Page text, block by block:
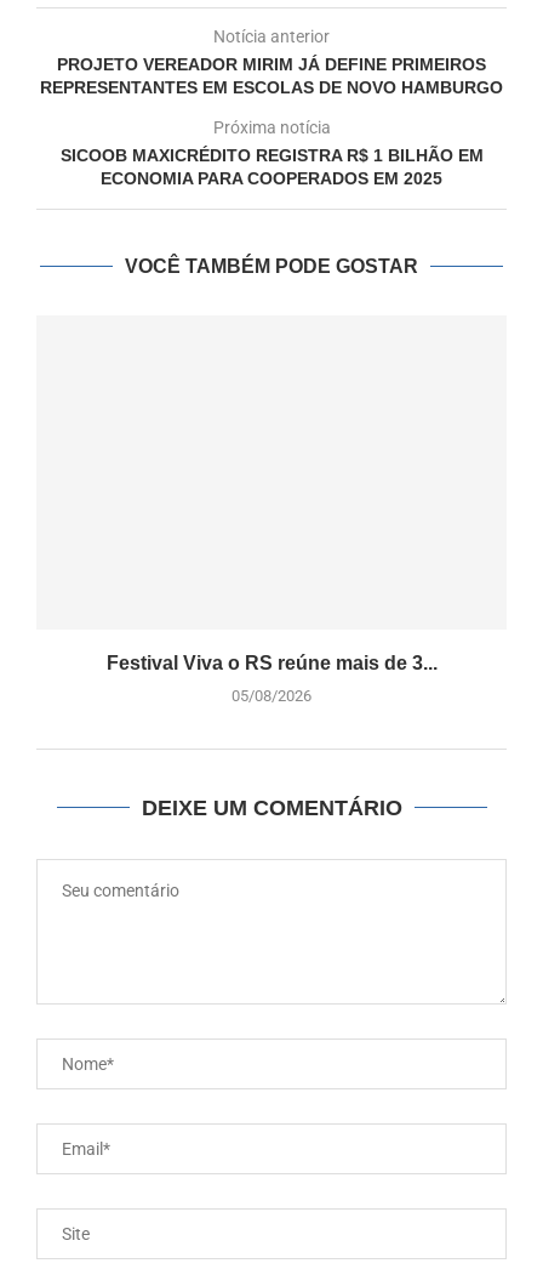
Notícia anterior
PROJETO VEREADOR MIRIM JÁ DEFINE PRIMEIROS
REPRESENTANTES EM ESCOLAS DE NOVO HAMBURGO
Próxima notícia
SICOOB MAXICRÉDITO REGISTRA R$ 1 BILHÃO EM
ECONOMIA PARA COOPERADOS EM 2025
VOCÊ TAMBÉM PODE GOSTAR
Festival Viva o RS reúne mais de 3...
05/08/2026
DEIXE UM COMENTÁRIO